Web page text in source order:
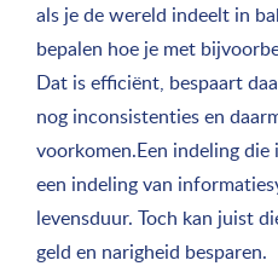
als je de wereld indeelt in
bepalen hoe je met
Dat is efficiënt, bespaart
nog inconsistenties en
voorkomen.Een indeling
een indeling van
levensduur. Toch kan juist
geld en narigheid besparen.